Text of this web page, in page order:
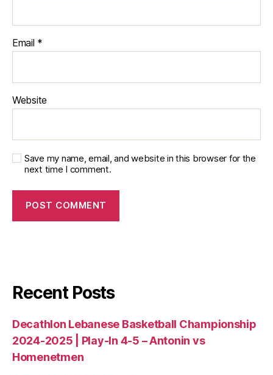
Email *
Website
Save my name, email, and website in this browser for the
next time I comment.
Recent Posts
Decathlon Lebanese Basketball Championship
2024-2025 | Play-In 4-5 – Antonin vs
Homenetmen